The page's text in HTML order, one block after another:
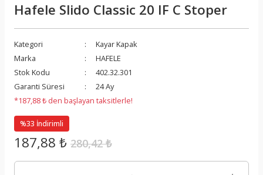
Hafele Slido Classic 20 IF C Stoper
Kategori
Kayar Kapak
Marka
HAFELE
Stok Kodu
402.32.301
Garanti Süresi
24 Ay
*187,88 ₺ den başlayan taksitlerle!
%33 İndirimli
187,88 ₺ 280,42 ₺